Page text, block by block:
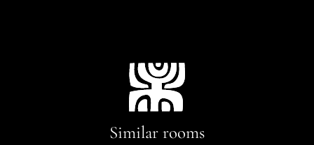
Similar rooms